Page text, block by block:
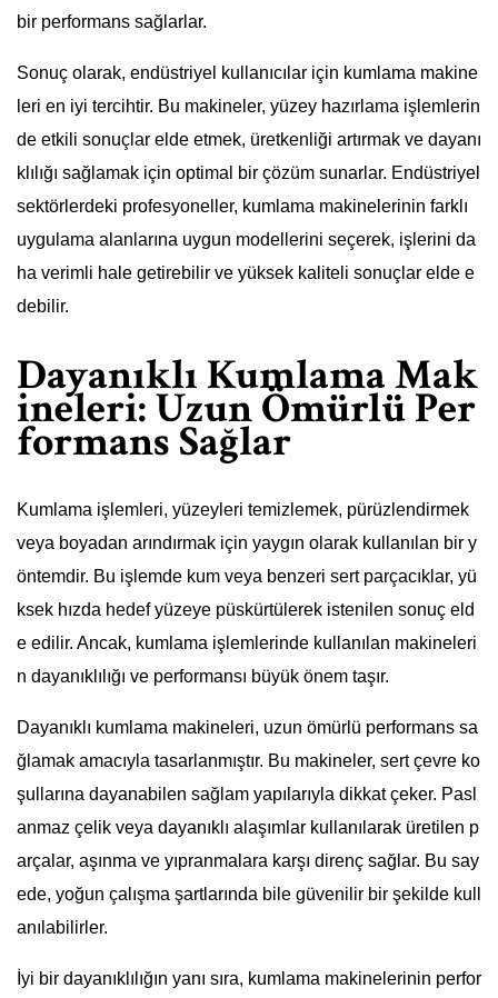
bir performans sağlarlar.
Sonuç olarak, endüstriyel kullanıcılar için kumlama makine
leri en iyi tercihtir. Bu makineler, yüzey hazırlama işlemlerin
de etkili sonuçlar elde etmek, üretkenliği artırmak ve dayanı
klılığı sağlamak için optimal bir çözüm sunarlar. Endüstriyel
sektörlerdeki profesyoneller, kumlama makinelerinin farklı
uygulama alanlarına uygun modellerini seçerek, işlerini da
ha verimli hale getirebilir ve yüksek kaliteli sonuçlar elde e
debilir.
Dayanıklı Kumlama Mak
ineleri: Uzun Ömürlü Per
formans Sağlar
Kumlama işlemleri, yüzeyleri temizlemek, pürüzlendirmek
veya boyadan arındırmak için yaygın olarak kullanılan bir y
öntemdir. Bu işlemde kum veya benzeri sert parçacıklar, yü
ksek hızda hedef yüzeye püskürtülerek istenilen sonuç eld
e edilir. Ancak, kumlama işlemlerinde kullanılan makineleri
n dayanıklılığı ve performansı büyük önem taşır.
Dayanıklı kumlama makineleri, uzun ömürlü performans sa
ğlamak amacıyla tasarlanmıştır. Bu makineler, sert çevre ko
şullarına dayanabilen sağlam yapılarıyla dikkat çeker. Pasl
anmaz çelik veya dayanıklı alaşımlar kullanılarak üretilen p
arçalar, aşınma ve yıpranmalara karşı direnç sağlar. Bu say
ede, yoğun çalışma şartlarında bile güvenilir bir şekilde kull
anılabilirler.
İyi bir dayanıklılığın yanı sıra, kumlama makinelerinin perfor